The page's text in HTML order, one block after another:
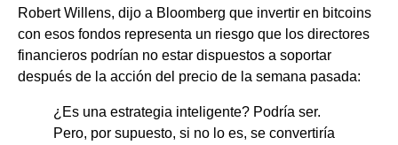
Robert Willens, dijo a Bloomberg que invertir en bitcoins
con esos fondos representa un riesgo que los directores
financieros podrían no estar dispuestos a soportar
después de la acción del precio de la semana pasada:
¿Es una estrategia inteligente? Podría ser.
Pero, por supuesto, si no lo es, se convertiría